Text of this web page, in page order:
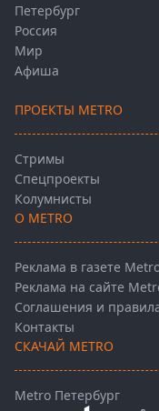
Петербург
Россия
Мир
Афиша
ПРОЕКТЫ METRO
Стримы
Спецпроекты
Колумнисты
О METRO
Реклама в газете
Реклама на сайте
Соглашения и
Контакты
СКАЧАЙ METRO
Metro Петербург